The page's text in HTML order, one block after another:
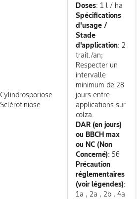
Cylindrosporiose
Sclérotiniose
Doses: 1 l / ha
Spécifications
d'usage /
Stade
d'application: 2
trait./an;
Respecter un
intervalle
minimum de 28
jours entre
applications sur
colza.
DAR (en jours)
ou BBCH max
ou NC (Non
Concerné): 56
Précaution
réglementaires
(voir légendes):
1a , 2a , 2b , 4a